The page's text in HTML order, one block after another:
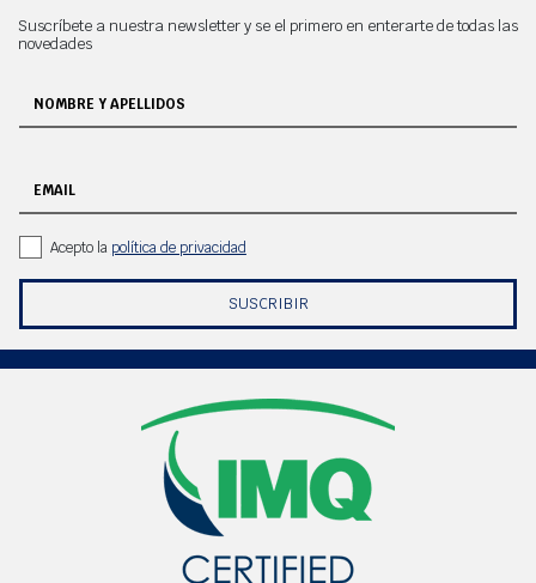
Suscríbete a nuestra newsletter y se el primero en enterarte de todas las
novedades
NOMBRE Y APELLIDOS
EMAIL
Acepto la política de privacidad
SUSCRIBIR